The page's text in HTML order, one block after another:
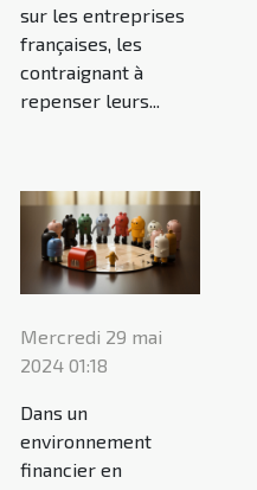
sur les entreprises
françaises, les
contraignant à
repenser leurs...
Mercredi 29 mai
2024 01:18
Dans un
environnement
financier en